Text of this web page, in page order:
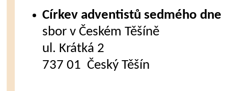
Církev adventistů sedmého dne
sbor v Českém Těšíně
ul. Krátká 2
737 01 Český Těšín